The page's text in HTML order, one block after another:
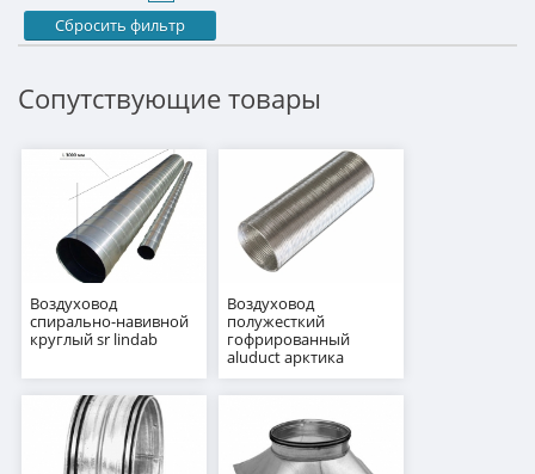
Сбросить фильтр
Сопутствующие товары
Воздуховод
спирально-навивной
круглый sr lindab
Воздуховод
полужесткий
гофрированный
aluduct арктика